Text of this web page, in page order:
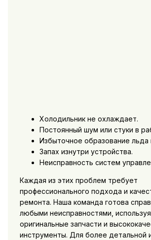
Холодильник не охлаждает.
Постоянный шум или стуки в
Избыточное образование льда
Запах изнутри устройства.
Неисправность систем
Каждая из этих проблем требует
профессионального подхода и
ремонта. Наша команда готова
любыми неисправностями,
оригинальные запчасти и
инструменты. Для более детальной